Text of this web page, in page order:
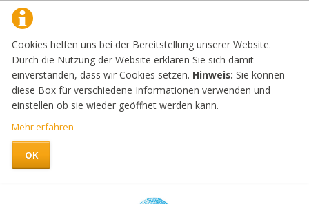
Cookies helfen uns bei der Bereitstellung unserer Website.
Durch die Nutzung der Website erklären Sie sich damit
einverstanden, dass wir Cookies setzen. Hinweis: Sie können
diese Box für verschiedene Informationen verwenden und
einstellen ob sie wieder geöffnet werden kann.
Mehr erfahren
OK